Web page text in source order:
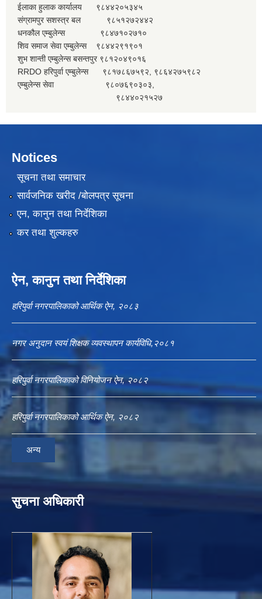
ईलाका हुलाक कार्यालय ९८४४२०५३४५
संग्रामपुर सशस्त्र बल ९८५१२७२४४२
धनकौल एम्बुलेन्स ९८४७१०२७१०
शिव समाज सेवा एम्बुलेन्स ९८४४२९१९०१
शुभ शान्ती एम्बुलेन्स बसन्तपुर ९८१२०४९०१६
RRDO हरिपुर्वा एम्बुलेन्स ९८१७८६७५९२, ९८६४२७५९८२
एम्बुलेन्स सेवा ९८०७६९०३०३,
९८४४०२१५२७
Notices
सूचना तथा समाचार
सार्वजनिक खरीद /बोलपत्र सूचना
एन, कानुन तथा निर्देशिका
कर तथा शुल्कहरु
ऐन, कानुन तथा निर्देशिका
हरिपुर्वा नगरपालिकाको आर्थिक ऐन, २०८३
नगर अनुदान स्वयं शिक्षक व्यवस्थापन कार्यविधि,२०८१
हरिपुर्वा नगरपालिकाको विनियोजन ऐन, २०८२
हरिपुर्वा नगरपालिकाको आर्थिक ऐन, २०८२
अन्य
सुचना अधिकारी